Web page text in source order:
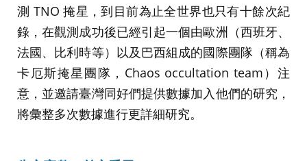
測 TNO 掩星，到目前為止全世界也只有十餘次紀
錄，在觀測成功後已經引起一個由歐洲（西班牙、
法國、比利時等）以及巴西組成的國際團隊（稱為
卡厄斯掩星團隊，Chaos occultation team）注
意，並邀請臺灣同好們提供數據加入他們的研究，
將彙整多次數據進行更詳細研究。